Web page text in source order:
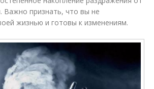
Важно признать, что вы не
жизнью и готовы к изменениям.